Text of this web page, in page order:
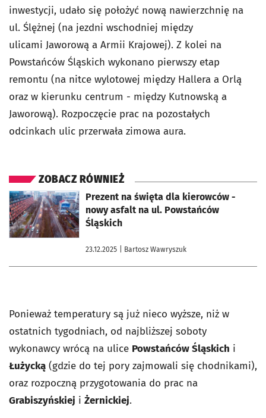
inwestycji, udało się położyć nową nawierzchnię na
ul. Ślężnej (na jezdni wschodniej między
ulicami Jaworową a Armii Krajowej). Z kolei na
Powstańców Śląskich wykonano pierwszy etap
remontu (na nitce wylotowej między Hallera a Orlą
oraz w kierunku centrum - między Kutnowską a
Jaworową). Rozpoczęcie prac na pozostałych
odcinkach ulic przerwała zimowa aura.
ZOBACZ RÓWNIEŻ
Prezent na święta dla kierowców -
nowy asfalt na ul. Powstańców
Śląskich
23.12.2025 | Bartosz Wawryszuk
otworzy się w nowej karcie
Ponieważ temperatury są już nieco wyższe, niż w
ostatnich tygodniach, od najbliższej soboty
wykonawcy wrócą na ulice Powstańców Śląskich i
Łużycką (gdzie do tej pory zajmowali się chodnikami),
oraz rozpoczną przygotowania do prac na
Grabiszyńskiej i Żernickiej.